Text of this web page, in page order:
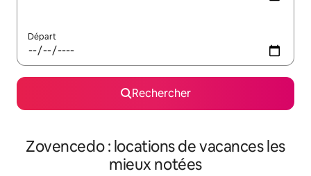
Départ
Rechercher
Zovencedo : locations de vacances les
mieux notées